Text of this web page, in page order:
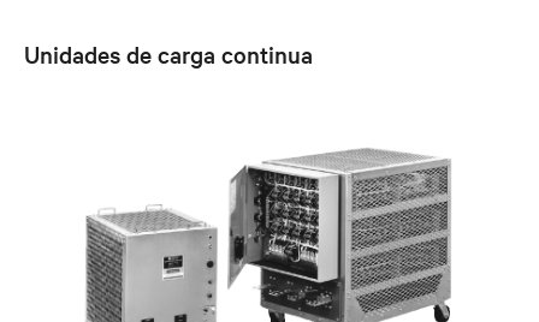
Unidades de carga continua